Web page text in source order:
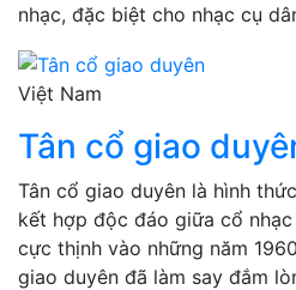
nhạc, đặc biệt cho nhạc cụ
Việt Nam
Tân cổ giao
Tân cổ giao duyên là hình
kết hợp độc đáo giữa cổ
cực thịnh vào những năm
giao duyên đã làm say đắm